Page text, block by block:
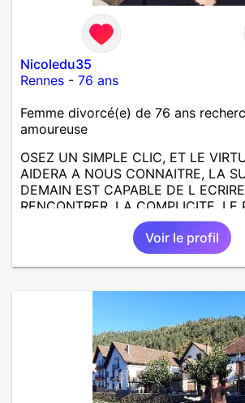
Nicoledu35
Rennes - 76 ans
Femme divorcé(e) de 76 ans
amoureuse
OSEZ UN SIMPLE CLIC, ET LE
AIDERA A NOUS CONNAITRE, LA
DEMAIN EST CAPABLE DE L
RENCONTRER, LA COMPLICITE, LE
BELLES CHOSES DE LA VIE :
EN FRANCE OU AILLEURS. ETRE A
AUTRE, ET LA VIE SERA PLUS BELLE
ENCORE.....................
Voir le profil